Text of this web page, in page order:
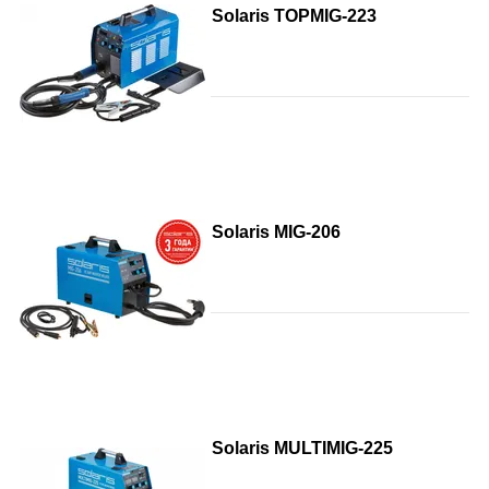
Solaris TOPMIG-223
Solaris MIG-206
Solaris MULTIMIG-225